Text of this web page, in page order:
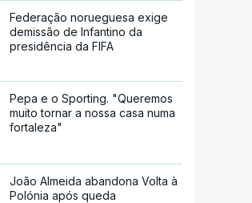
Federação norueguesa exige
demissão de Infantino da
presidência da FIFA
Pepa e o Sporting. "Queremos
muito tornar a nossa casa numa
fortaleza"
João Almeida abandona Volta à
Polónia após queda